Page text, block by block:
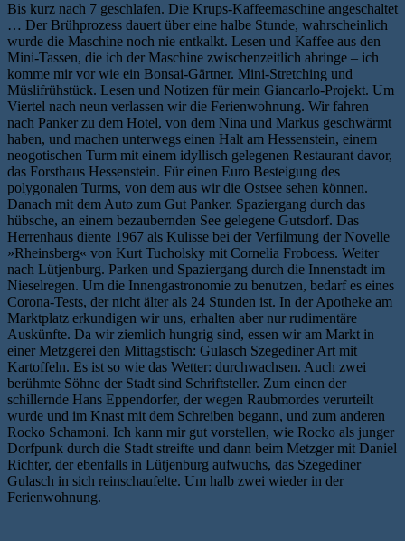
Bis kurz nach 7 geschlafen. Die Krups-Kaffeemaschine angeschaltet
… Der Brühprozess dauert über eine halbe Stunde, wahrscheinlich
wurde die Maschine noch nie entkalkt. Lesen und Kaffee aus den
Mini-Tassen, die ich der Maschine zwischenzeitlich abringe – ich
komme mir vor wie ein Bonsai-Gärtner. Mini-Stretching und
Müslifrühstück. Lesen und Notizen für mein Giancarlo-Projekt. Um
Viertel nach neun verlassen wir die Ferienwohnung. Wir fahren
nach Panker zu dem Hotel, von dem Nina und Markus geschwärmt
haben, und machen unterwegs einen Halt am Hessenstein, einem
neogotischen Turm mit einem idyllisch gelegenen Restaurant davor,
das Forsthaus Hessenstein. Für einen Euro Besteigung des
polygonalen Turms, von dem aus wir die Ostsee sehen können.
Danach mit dem Auto zum Gut Panker. Spaziergang durch das
hübsche, an einem bezaubernden See gelegene Gutsdorf. Das
Herrenhaus diente 1967 als Kulisse bei der Verfilmung der Novelle
»Rheinsberg« von Kurt Tucholsky mit Cornelia Froboess. Weiter
nach Lütjenburg. Parken und Spaziergang durch die Innenstadt im
Nieselregen. Um die Innengastronomie zu benutzen, bedarf es eines
Corona-Tests, der nicht älter als 24 Stunden ist. In der Apotheke am
Marktplatz erkundigen wir uns, erhalten aber nur rudimentäre
Auskünfte. Da wir ziemlich hungrig sind, essen wir am Markt in
einer Metzgerei den Mittagstisch: Gulasch Szegediner Art mit
Kartoffeln. Es ist so wie das Wetter: durchwachsen. Auch zwei
berühmte Söhne der Stadt sind Schriftsteller. Zum einen der
schillernde Hans Eppendorfer, der wegen Raubmordes verurteilt
wurde und im Knast mit dem Schreiben begann, und zum anderen
Rocko Schamoni. Ich kann mir gut vorstellen, wie Rocko als junger
Dorfpunk durch die Stadt streifte und dann beim Metzger mit Daniel
Richter, der ebenfalls in Lütjenburg aufwuchs, das Szegediner
Gulasch in sich reinschaufelte. Um halb zwei wieder in der
Ferienwohnung.